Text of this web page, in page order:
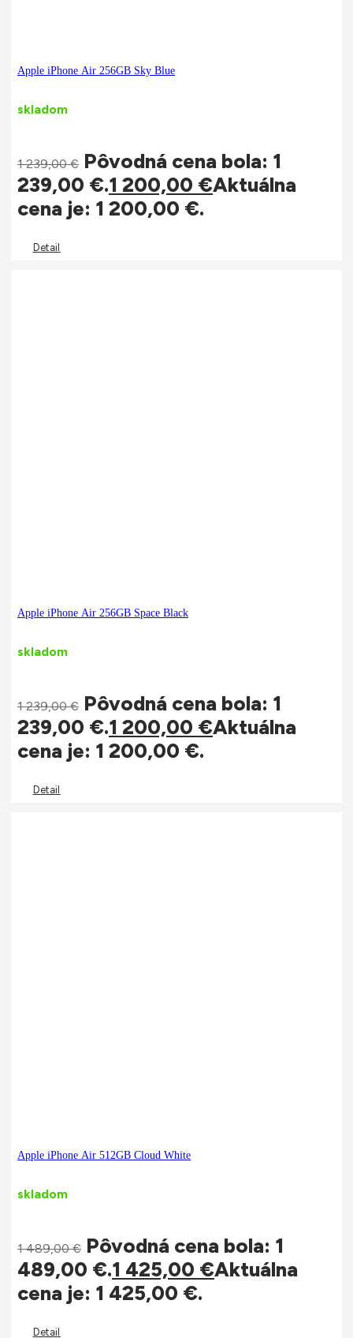
Apple iPhone Air 256GB Sky Blue
skladom
1 239,00€ Pôvodná cena bola: 1
239,00 €.1 200,00 €Aktuálna
cena je: 1 200,00 €.
Detail
Apple iPhone Air 256GB Space Black
skladom
1 239,00€ Pôvodná cena bola: 1
239,00 €.1 200,00 €Aktuálna
cena je: 1 200,00 €.
Detail
Apple iPhone Air 512GB Cloud White
skladom
1 489,00€ Pôvodná cena bola: 1
489,00 €.1 425,00 €Aktuálna
cena je: 1 425,00 €.
Detail